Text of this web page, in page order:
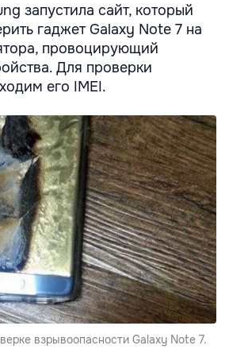
запустила сайт, который
гаджет Galaxy Note 7 на
провоцирующий
Для проверки
его IMEI.
взрывоопасности Galaxy Note 7.